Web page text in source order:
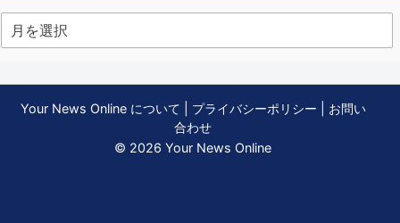
Your News Online について プライバシーポリシー
お問い
合わせ
© 2026 Your News Online